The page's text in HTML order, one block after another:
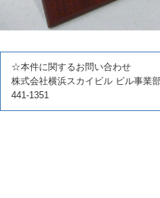
☆本件に関するお問い合わせ
株式会社横浜スカイビル ビル事業
441-1351